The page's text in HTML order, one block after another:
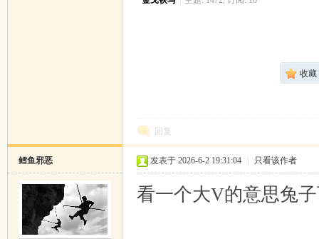
收藏
回复
鳕鱼邪恶 发表于 2026-6-2 19:31:04 只看该作者
看一个大V的意思兔